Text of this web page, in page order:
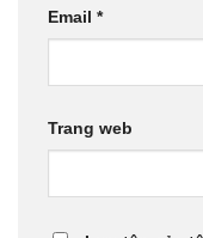
Email *
Trang web